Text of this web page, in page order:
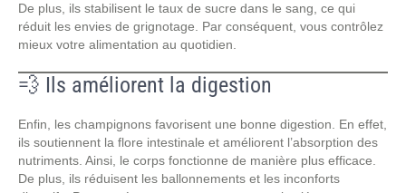
De plus, ils stabilisent le taux de sucre dans le sang, ce qui
réduit les envies de grignotage. Par conséquent, vous contrôlez
mieux votre alimentation au quotidien.
💨 Ils améliorent la digestion
Enfin, les champignons favorisent une bonne digestion. En effet,
ils soutiennent la flore intestinale et améliorent l’absorption des
nutriments. Ainsi, le corps fonctionne de manière plus efficace.
De plus, ils réduisent les ballonnements et les inconforts